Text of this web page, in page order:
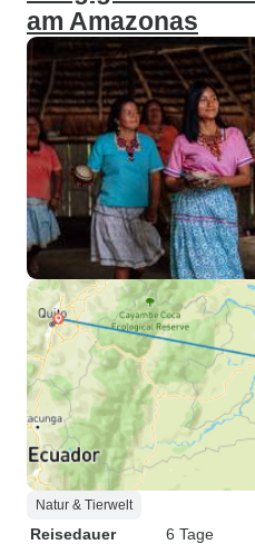
am Amazonas
Natur & Tierwelt
Reisedauer
6 Tage